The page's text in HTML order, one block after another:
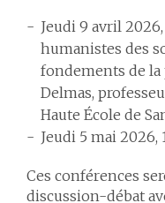
Jeudi 9 avril
humanistes des
fondements de la
Delmas,
Haute École de
Jeudi 5 mai 2026,
Ces conférences
discussion-débat